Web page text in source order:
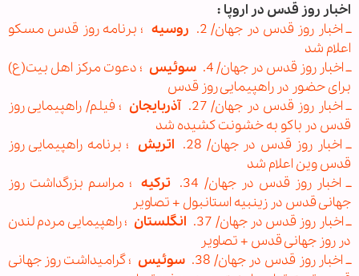
اخبار روز قدس در اروپا :
ــ اخبار روز قدس در جهان/ 2.
روسیه ؛ برنامه روز قدس مسکو
اعلام شد
ــ اخبار روز قدس در جهان/ 4.
سوئیس ؛ دعوت مرکز اهل بیت(ع)
برای حضور در راهپیمایی روز قدس
ــ اخبار روز قدس در جهان/ 27.
آذربایجان ؛ فیلم/ راهپیمایی روز
قدس در باکو به خشونت کشیده شد
ــ اخبار روز قدس در جهان/ 28.
اتریش ؛ برنامه راهپیمایی روز
قدس وین اعلام شد
ــ اخبار روز قدس در جهان/ 34.
ترکیه؛ مراسم بزرگداشت روز
جهانی قدس در زینبیه استانبول + تصاویر
ــ اخبار روز قدس در جهان/ 37.
انگلستان ؛ راهپیمایی مردم لندن
در روز جهانی قدس + تصاویر
ــ اخبار روز قدس در جهان/ 38.
سوئیس ؛ گرامیداشت روز جهانی